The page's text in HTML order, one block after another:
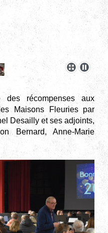
récompenses aux
Maisons Fleuries par
Desailly et ses adjoints,
Bernard, Anne-Marie